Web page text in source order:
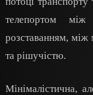
телепортом
розставанням,
та рішучістю.
Мінімалістична,